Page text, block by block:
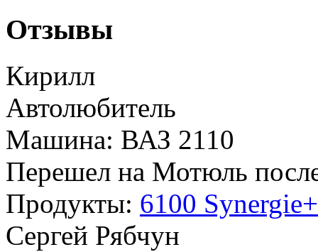
Отзывы
Кирилл
Автолюбитель
Машина: ВАЗ 2110
Перешел на Мотюль
Продукты: 6100
Сергей Рябчун